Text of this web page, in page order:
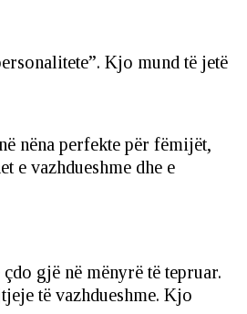
Kjo mund të jetë
nëna perfekte për fëmijët,
e vazhdueshme dhe e
gjë në mënyrë të tepruar.
të vazhdueshme. Kjo